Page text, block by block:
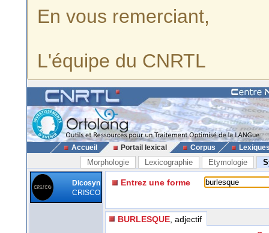
En vous remerciant,
L'équipe du CNRTL
Accueil Portail lexical Corpus
Morphologie Lexicographie Etymologie
Dicosyn
CRISCO
Entrez une forme
BURLESQUE , adjectif